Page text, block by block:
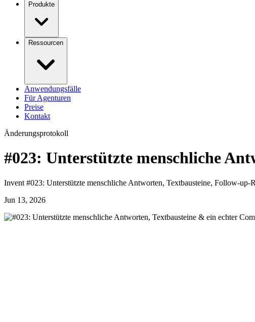
Produkte
Ressourcen
Anwendungsfälle
Für Agenturen
Preise
Kontakt
Änderungsprotokoll
#023: Unterstützte menschliche
Invent #023: Unterstützte menschliche Antworten, Textbausteine, Follow-
Jun 13, 2026